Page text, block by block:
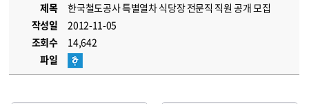
제목
한국철도공사 특별열차 식당장 전문직 직원 공개 모집
작성일
2012-11-05
조회수
14,642
파일